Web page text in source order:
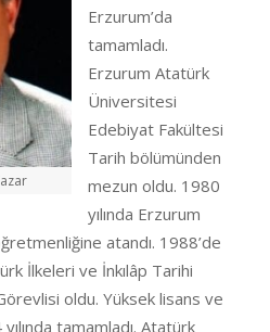
Erzurum’da
tamamladı.
Erzurum Atatürk
Üniversitesi
Edebiyat Fakültesi
Tarih bölümünden
mezun oldu. 1980
yılında Erzurum
atandı. 1988’de
İlkeleri ve İnkılâp Tarihi
oldu. Yüksek lisans ve
tamamladı. Atatürk